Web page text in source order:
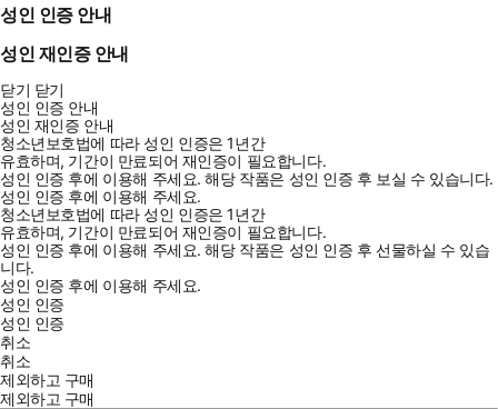
성인 인증 안내
성인 재인증 안내
닫기 닫기
성인 인증 안내
성인 재인증 안내
청소년보호법에 따라 성인 인증은 1년간
유효하며, 기간이 만료되어 재인증이 필요합니다.
성인 인증 후에 이용해 주세요.해당 작품은 성인 인증 후 보실 수 있습니다.
성인 인증 후에 이용해 주세요.
청소년보호법에 따라 성인 인증은 1년간
유효하며, 기간이 만료되어 재인증이 필요합니다.
성인 인증 후에 이용해 주세요.해당 작품은 성인 인증 후 선물하실 수 있습
니다.
성인 인증 후에 이용해 주세요.
성인 인증
성인 인증
취소
취소
제외하고 구매
제외하고 구매